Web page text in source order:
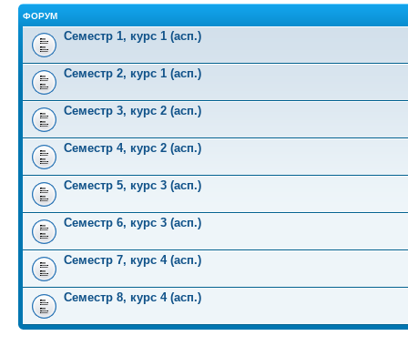
ФОРУМ
Семестр 1, курс 1 (асп.)
Семестр 2, курс 1 (асп.)
Семестр 3, курс 2 (асп.)
Семестр 4, курс 2 (асп.)
Семестр 5, курс 3 (асп.)
Семестр 6, курс 3 (асп.)
Семестр 7, курс 4 (асп.)
Семестр 8, курс 4 (асп.)